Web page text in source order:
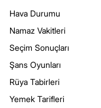
Hava Durumu
Namaz Vakitleri
Seçim Sonuçları
Şans Oyunları
Rüya Tabirleri
Yemek Tarifleri